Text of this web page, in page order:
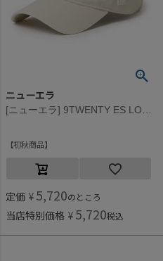
ニューエラ
初秋商品
定価 ¥ 5,720のところ
当店特別価格 ¥ 5,720税込